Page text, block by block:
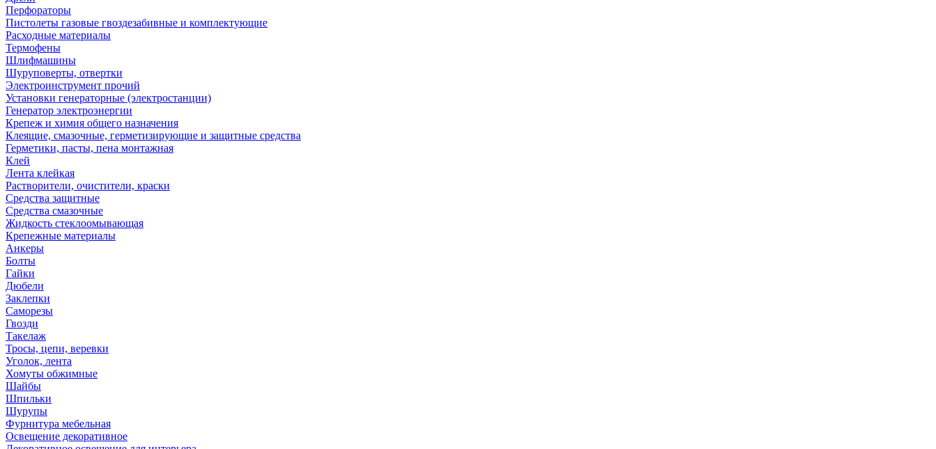
Перфораторы
Пистолеты газовые гвоздезабивные и комплектующие
Расходные материалы
Термофены
Шлифмашины
Шуруповерты, отвертки
Электроинструмент прочий
Установки генераторные (электростанции)
Генератор электроэнергии
Крепеж и химия общего назначения
Клеящие, смазочные, герметизирующие и защитные средства
Герметики, пасты, пена монтажная
Клей
Лента клейкая
Растворители, очистители, краски
Средства защитные
Средства смазочные
Жидкость стеклоомывающая
Крепежные материалы
Анкеры
Болты
Гайки
Дюбели
Заклепки
Саморезы
Гвозди
Такелаж
Тросы, цепи, веревки
Уголок, лента
Хомуты обжимные
Шайбы
Шпильки
Шурупы
Фурнитура мебельная
Освещение декоративное